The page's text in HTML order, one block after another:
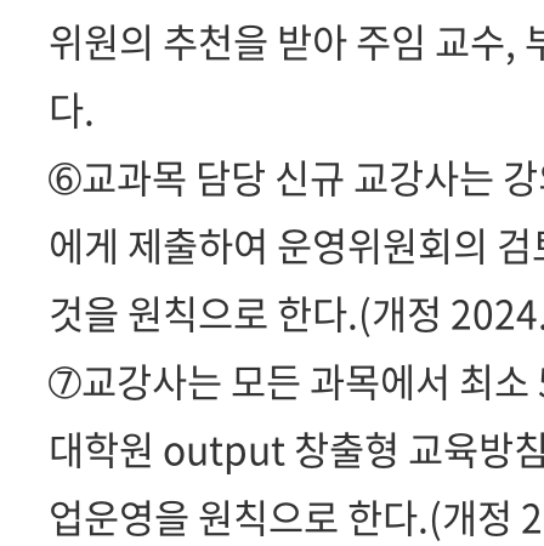
위원의 추천을 받아 주임 교수,
다.
➅교과목 담당 신규 교강사는
에게 제출하여 운영위원회의
것을 원칙으로 한다.(개정
➆교강사는 모든 과목에서 최
대학원 output 창출형 교육방
업운영을 원칙으로 한다.(개정